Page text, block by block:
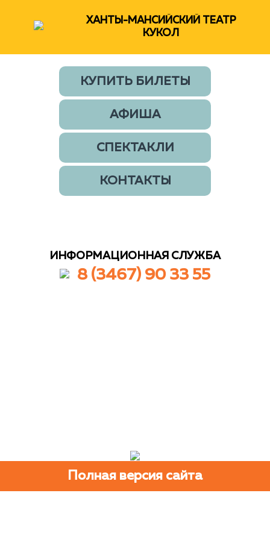
ХАНТЫ-МАНСИЙСКИЙ ТЕАТР
КУКОЛ
КУПИТЬ БИЛЕТЫ
АФИША
СПЕКТАКЛИ
КОНТАКТЫ
ИНФОРМАЦИОННАЯ СЛУЖБА
8 (3467) 90 33 55
Полная версия сайта